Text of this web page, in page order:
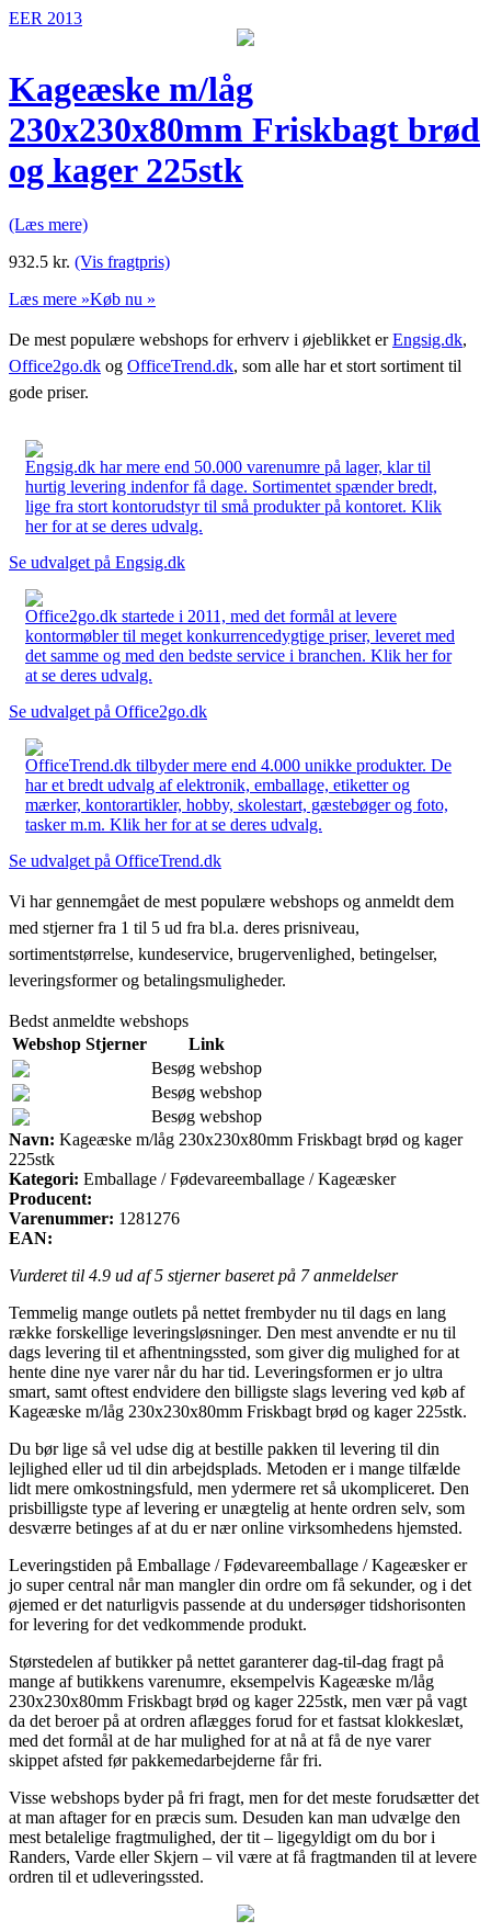
EER 2013
Kageæske m/låg
230x230x80mm Friskbagt brød
og kager 225stk
(Læs mere)
932.5 kr. (Vis fragtpris)
Læs mere »Køb nu »
De mest populære webshops for erhverv i øjeblikket erEngsig.dk,
Office2go.dk og OfficeTrend.dk, som alle har et stort sortiment til
gode priser.
Engsig.dk har mere end 50.000 varenumre på lager, klar til
hurtig levering indenfor få dage. Sortimentet spænder bredt,
lige fra stort kontorudstyr til små produkter på kontoret. Klik
her for at se deres udvalg.
Se udvalget på Engsig.dk
Office2go.dk startede i 2011, med det formål at levere
kontormøbler til meget konkurrencedygtige priser, leveret med
det samme og med den bedste service i branchen. Klik her for
at se deres udvalg.
Se udvalget på Office2go.dk
OfficeTrend.dk tilbyder mere end 4.000 unikke produkter. De
har et bredt udvalg af elektronik, emballage, etiketter og
mærker, kontorartikler, hobby, skolestart, gæstebøger og foto,
tasker m.m. Klik her for at se deres udvalg.
Se udvalget på OfficeTrend.dk
Vi har gennemgået de mest populære webshops og anmeldt dem
med stjerner fra 1 til 5 ud fra bl.a. deres prisniveau,
sortimentstørrelse, kundeservice, brugervenlighed, betingelser,
leveringsformer og betalingsmuligheder.
Bedst anmeldte webshops
Webshop Stjerner
Link
Besøg webshop
Besøg webshop
Besøg webshop
Navn: Kageæske m/låg 230x230x80mm Friskbagt brød og kager
225stk
Kategori: Emballage / Fødevareemballage / Kageæsker
Producent:
Varenummer: 1281276
EAN:
Vurderet til 4.9 ud af 5 stjerner baseret på 7anmeldelser
Temmelig mange outlets på nettet frembyder nu til dags en lang
række forskellige leveringsløsninger. Den mest anvendte er nu til
dags levering til et afhentningssted, som giver dig mulighed for at
hente dine nye varer når du har tid. Leveringsformen er jo ultra
smart, samt oftest endvidere den billigste slags levering ved køb af
Kageæske m/låg 230x230x80mm Friskbagt brød og kager 225stk.
Du bør lige så vel udse dig at bestille pakken til levering til din
lejlighed eller ud til din arbejdsplads. Metoden er i mange tilfælde
lidt mere omkostningsfuld, men ydermere ret så ukompliceret. Den
prisbilligste type af levering er unægtelig at hente ordren selv, som
desværre betinges af at du er nær online virksomhedens hjemsted.
Leveringstiden på Emballage / Fødevareemballage / Kageæsker er
jo super central når man mangler din ordre om få sekunder, og i det
øjemed er det naturligvis passende at du undersøger tidshorisonten
for levering for det vedkommende produkt.
Størstedelen af butikker på nettet garanterer dag-til-dag fragt på
mange af butikkens varenumre, eksempelvis Kageæske m/låg
230x230x80mm Friskbagt brød og kager 225stk, men vær på vagt
da det beroer på at ordren aflægges forud for et fastsat klokkeslæt,
med det formål at de har mulighed for at nå at få de nye varer
skippet afsted før pakkemedarbejderne får fri.
Visse webshops byder på fri fragt, men for det meste forudsætter det
at man aftager for en præcis sum. Desuden kan man udvælge den
mest betalelige fragtmulighed, der tit – ligegyldigt om du bor i
Randers, Varde eller Skjern – vil være at få fragtmanden til at levere
ordren til et udleveringssted.